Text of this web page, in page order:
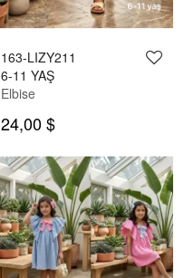
163-LIZY211
6-11 YAŞ
Elbise
24,00 $